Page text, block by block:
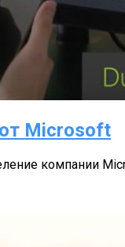
Microsoft
компании